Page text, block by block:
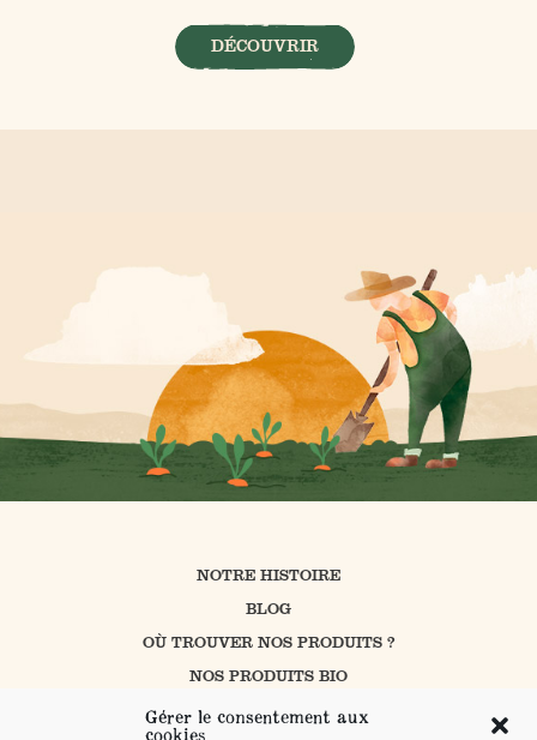
Gérer le consentement aux
cookies
DÉCOUVRIR
NOTRE HISTOIRE
BLOG
OÙ TROUVER NOS PRODUITS ?
NOS PRODUITS BIO
CUISINER AVEC PROSAIN